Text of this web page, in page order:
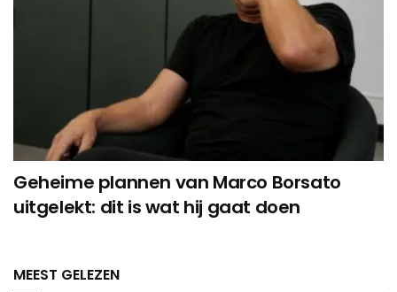
Geheime plannen van Marco Borsato
uitgelekt: dit is wat hij gaat doen
MEEST GELEZEN